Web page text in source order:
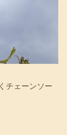
チェーンソー